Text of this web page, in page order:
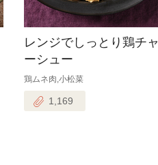
レンジでしっとり鶏チャ
ーシュー
鶏ムネ肉,小松菜
1,169